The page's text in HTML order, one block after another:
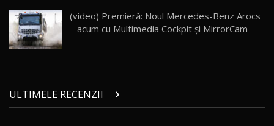
26
mai Exclusiv și Puternic Defender Testat în
Moldova
32:21
28
Test Drive: Noile modele FENDT! Cum e să
conduci un tractor?!
(video) Premieră: Noul Mercedes-Benz Arocs
– acum cu Multimedia Cockpit şi MirrorCam
ULTIMELE RECENZII